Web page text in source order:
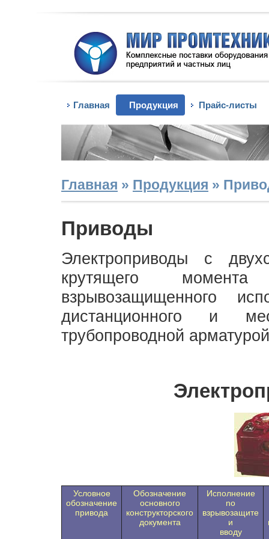
Главная Продукция Прайс-листы
Главная » Продукция »
Приводы
Электроприводы с
крутящего
взрывозащищенного
дистанционного и
трубопроводной
Условное
обозначение
привода
Обозначение
основного
конструкторского
документа
Исполнение
no
взрывозащите
и
вводу